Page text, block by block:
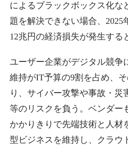
によるブラックボックス化な
題を解決できない場合、2025
12兆円の経済損失が発生する
ユーザー企業がデジタル競争
維持がIT予算の9割を占め、
り、サイバー攻撃や事故・災
等のリスクを負う。ベンダー
かかりきりで先端技術と人材
型ビジネスを維持し、クラウ